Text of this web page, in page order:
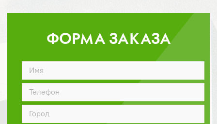
ФОРМА ЗАКАЗА